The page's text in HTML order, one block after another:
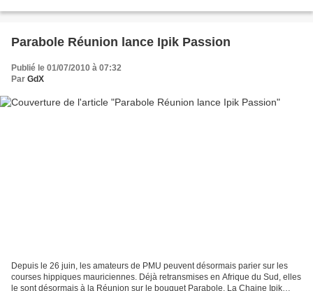
Parabole Réunion lance Ipik Passion
Publié le 01/07/2010 à 07:32
Par GdX
Depuis le 26 juin, les amateurs de PMU peuvent désormais parier sur les
courses hippiques mauriciennes. Déjà retransmises en Afrique du Sud, elles
le sont désormais à la Réunion sur le bouquet Parabole. La Chaine Ipik